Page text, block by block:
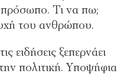
πρόσωπο. Τι να πω;
του ανθρώπου.
ειδήσεις ξεπερνάει
πολιτική. Υποψήφια